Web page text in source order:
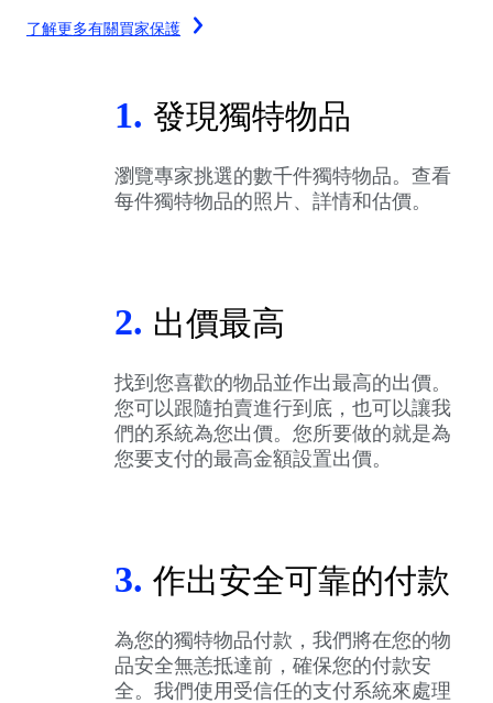
了解更多有關買家保護
1. 發現獨特物品
瀏覽專家挑選的數千件獨特物品。查看
每件獨特物品的照片、詳情和估價。
2. 出價最高
找到您喜歡的物品並作出最高的出價。
您可以跟隨拍賣進行到底，也可以讓我
們的系統為您出價。您所要做的就是為
您要支付的最高金額設置出價。
3. 作出安全可靠的付款
為您的獨特物品付款，我們將在您的物
品安全無恙抵達前，確保您的付款安
全。我們使用受信任的支付系統來處理